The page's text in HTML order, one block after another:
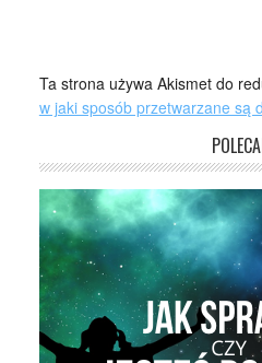
Ta strona używa Akismet do
w jaki sposób przetwarzane są